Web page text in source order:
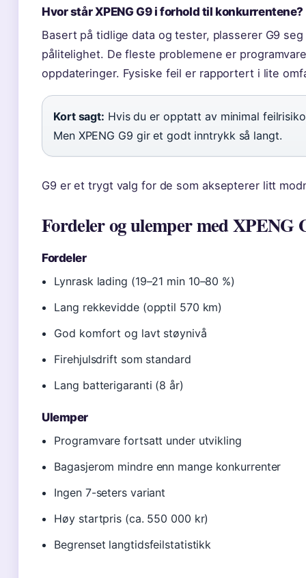
Hvor står XPENG G9 i forhold til konkurrentene?
Basert på tidlige data og tester, plasserer G9
pålitelighet. De fleste problemene er
oppdateringer. Fysiske feil er rapportert i lite
Kort sagt: Hvis du er opptatt av minimal
Men XPENG G9 gir et godt inntrykk så langt.
G9 er et trygt valg for de som aksepterer litt
Fordeler og ulemper med XPENG
Fordeler
Lynrask lading (19–21 min 10–80 %)
Lang rekkevidde (opptil 570 km)
God komfort og lavt støynivå
Firehjulsdrift som standard
Lang batterigaranti (8 år)
Ulemper
Programvare fortsatt under utvikling
Bagasjerom mindre enn mange konkurrenter
Ingen 7-seters variant
Høy startpris (ca. 550 000 kr)
Begrenset langtidsfeilstatistikk